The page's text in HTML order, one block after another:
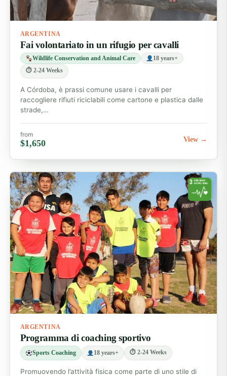
ARGENTINA
Fai volontariato in un rifugio per cavalli
Wildlife Conservation and Animal Care
18 years+
⏱ 2-24 Weeks
A Córdoba, è prassi comune usare i cavalli per
raccogliere rifiuti riciclabili come cartone e plastica dalle
strade,…
from
$1,650 View →
ARGENTINA
Programma di coaching sportivo
Sports Coaching 18 years+ ⏱ 2-24 Weeks
Promuovendo l’attività fisica come parte di uno stile di